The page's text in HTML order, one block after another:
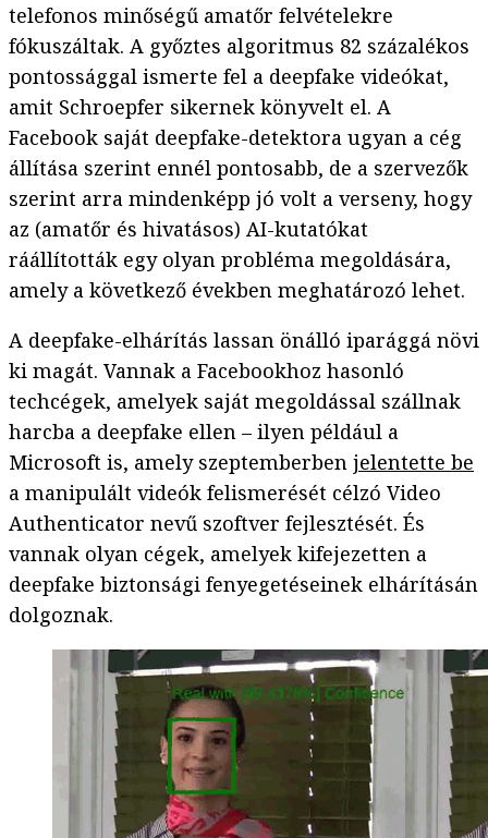
telefonos minőségű amatőr felvételekre
fókuszáltak. A győztes algoritmus 82 százalékos
pontossággal ismerte fel a deepfake videókat,
amit Schroepfer sikernek könyvelt el. A
Facebook saját deepfake-detektora ugyan a cég
állítása szerint ennél pontosabb, de a szervezők
szerint arra mindenképp jó volt a verseny, hogy
az (amatőr és hivatásos) AI-kutatókat
ráállították egy olyan probléma megoldására,
amely a következő években meghatározó lehet.
A deepfake-elhárítás lassan önálló iparággá növi
ki magát. Vannak a Facebookhoz hasonló
techcégek, amelyek saját megoldással szállnak
harcba a deepfake ellen – ilyen például a
Microsoft is, amely szeptemberben jelentette be
a manipulált videók felismerését célzó Video
Authenticator nevű szoftver fejlesztését. És
vannak olyan cégek, amelyek kifejezetten a
deepfake biztonsági fenyegetéseinek elhárításán
dolgoznak.